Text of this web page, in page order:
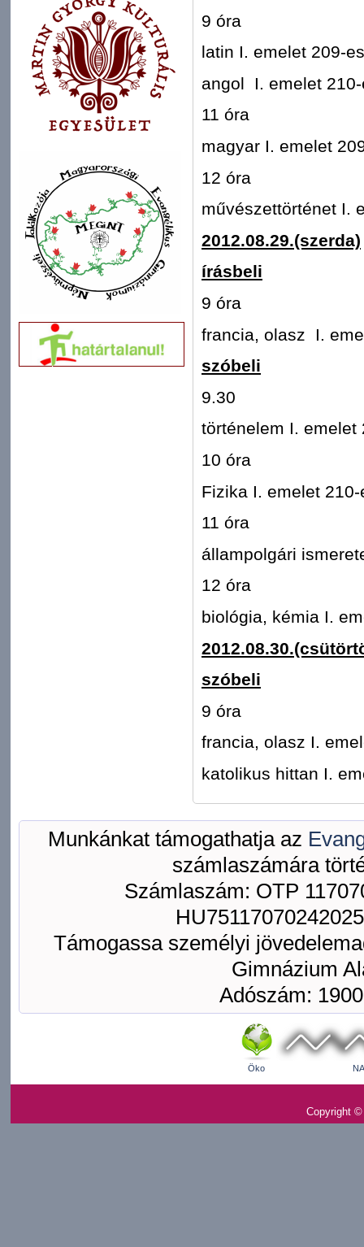
9 óra
latin I. emelet 209-
angol I. emelet
11 óra
magyar I. emelet
12 óra
művészettörténet I.
2012.08.29.(szerda)
írásbeli
9 óra
francia, olasz I.
szóbeli
9.30
történelem I. emelet
10 óra
Fizika I. emelet
11 óra
állampolgári
12 óra
biológia, kémia I.
szóbeli
9 óra
francia, olasz I.
katolikus hittan I.
Munkánkat támogathatja az
számlaszámára
Számlaszám: OTP
Támogassa személyi
Gimnázium
Adószám:
Öko
Copyright